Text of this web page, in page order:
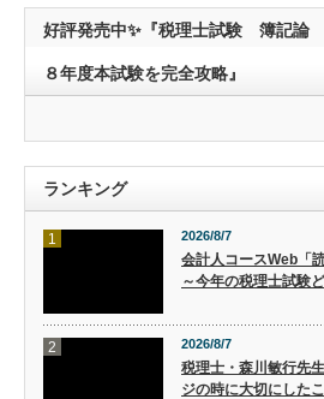
好評発売中✨『税理士試験 簿記
８年度本試験を完全攻略』
ランキング
1 2026/8/7
会計人コースWeb「
～今年の税理士試験
2 2026/8/7
税理士・森川敏行先
ジの時に大切にした